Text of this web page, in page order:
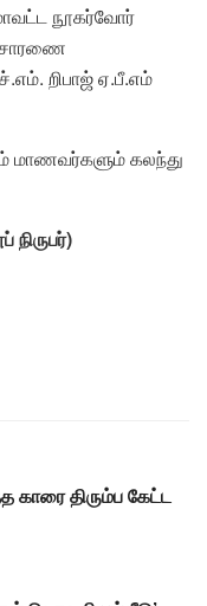
நூகர்வோர்
றிபாஜ் ஏ.பீ.எம்
மாணவர்களும் கலந்து
காரை திரும்ப கேட்ட